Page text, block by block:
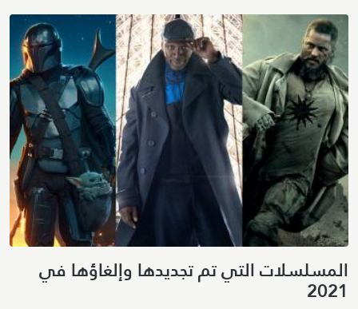
المسلسلات التي تم تجديدها وإلغاؤها في
2021